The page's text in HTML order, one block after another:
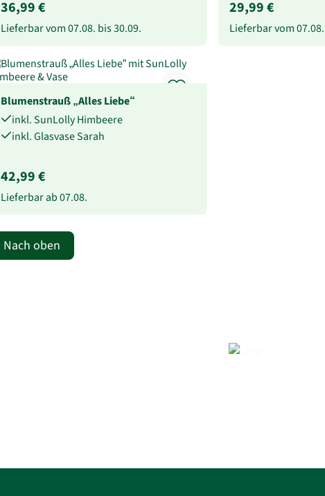
36,99 €
Lieferbar vom07.08. bis30.09.
29,99 €
Lieferbar vom07.08.
Blumenstrauß „Alles Liebe“
inkl. SunLolly Himbeere
inkl. Glasvase Sarah
42,99 €
Lieferbar ab07.08.
Nach oben